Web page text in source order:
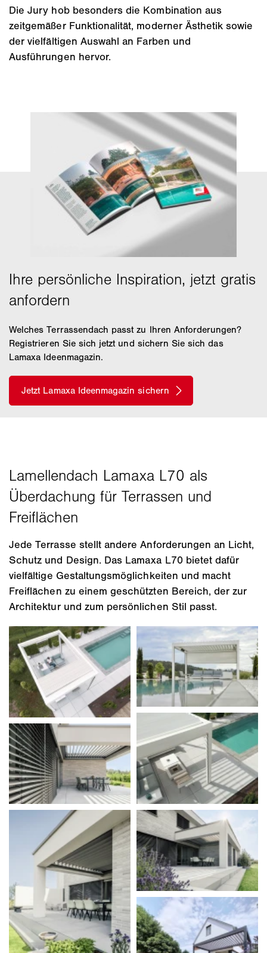
Die Jury hob besonders die Kombination aus
zeitgemäßer Funktionalität, moderner Ästhetik sowie
der vielfältigen Auswahl an Farben und
Ausführungen hervor.
Welches Terrassendach passt zu Ihren Anforderungen?
Registrieren Sie sich jetzt und sichern Sie sich das
Lamaxa Ideenmagazin.
Jede Terrasse stellt andere Anforderungen an Licht,
Schutz und Design. Das Lamaxa L70 bietet dafür
vielfältige Gestaltungsmöglichkeiten und macht
Freiflächen zu einem geschützten Bereich, der zur
Architektur und zum persönlichen Stil passt.